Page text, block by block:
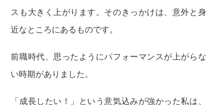
スも大きく上がります。そのきっかけは、意外と身
近なところにあるものです。
前職時代、思ったようにパフォーマンスが上がらな
い時期がありました。
「成長したい！」という意気込みが強かった私は、